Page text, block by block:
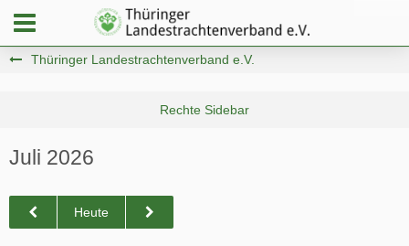
Thüringer Landestrachtenverband e.V.
Juli 2026
Heute